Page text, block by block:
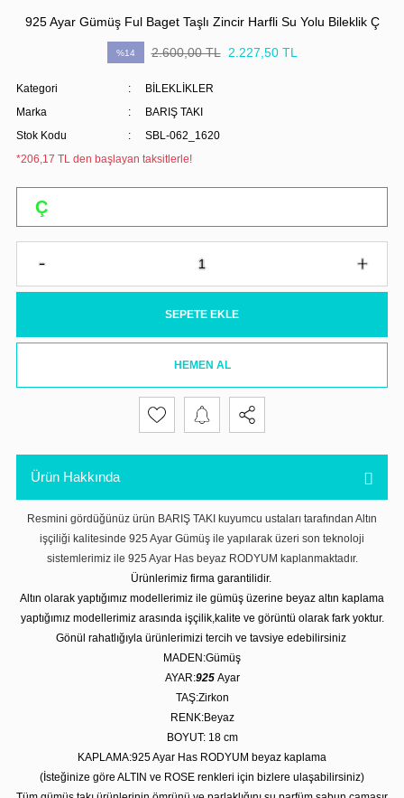
925 Ayar Gümüş Ful Baget Taşlı Zincir Harfli Su Yolu Bileklik Ç
%14 2.600,00 TL 2.227,50 TL
Kategori
BİLEKLİKLER
Marka
BARIŞ TAKI
Stok Kodu
SBL-062_1620
*206,17 TL den başlayan taksitlerle!
SEPETE EKLE
HEMEN AL
Ürün Hakkında
Resmini gördüğünüz ürün BARIŞ TAKI kuyumcu ustaları tarafından Altın
işçiliği kalitesinde 925 Ayar Gümüş ile yapılarak üzeri son teknoloji
sistemlerimiz ile 925 Ayar Has beyaz RODYUM kaplanmaktadır.
Ürünlerimiz firma garantilidir.
Altın olarak yaptığımız modellerimiz ile gümüş üzerine beyaz altın kaplama
yaptığımız modellerimiz arasında işçilik,kalite ve görüntü olarak fark yoktur.
Gönül rahatlığıyla ürünlerimizi tercih ve tavsiye edebilirsiniz
MADEN:Gümüş
AYAR:925 Ayar
TAŞ:Zirkon
RENK:Beyaz
BOYUT: 18 cm
KAPLAMA:925 Ayar Has RODYUM beyaz kaplama
(İsteğinize göre ALTIN ve ROSE renkleri için bizlere ulaşabilirsiniz)